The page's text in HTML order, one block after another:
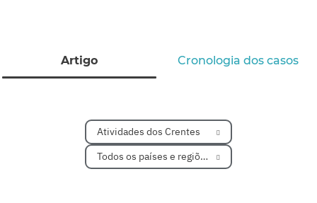
Artigo Cronologia dos casos
Atividades dos Crentes
Todos os países e regiões